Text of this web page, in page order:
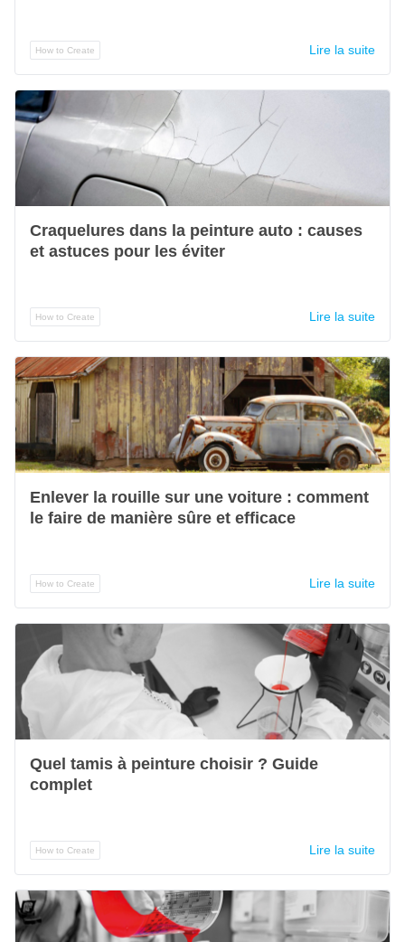
How to Create Lire la suite
Craquelures dans la peinture auto : causes
et astuces pour les éviter
How to Create Lire la suite
Enlever la rouille sur une voiture : comment
le faire de manière sûre et efficace
How to Create Lire la suite
Quel tamis à peinture choisir ? Guide
complet
How to Create Lire la suite